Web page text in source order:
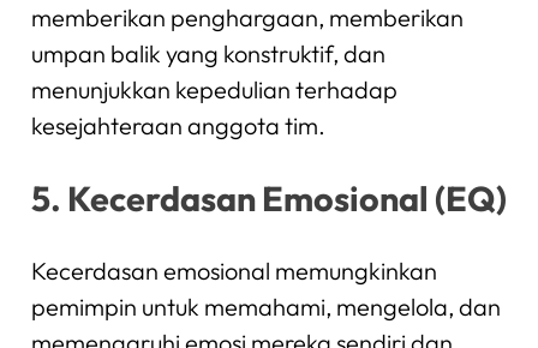
memberikan penghargaan, memberikan
umpan balik yang konstruktif, dan
menunjukkan kepedulian terhadap
kesejahteraan anggota tim.
5. Kecerdasan Emosional (EQ)
Kecerdasan emosional memungkinkan
pemimpin untuk memahami, mengelola, dan